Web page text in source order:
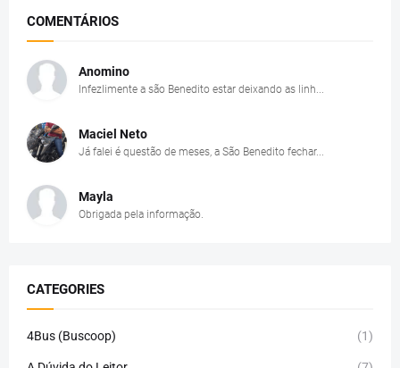
COMENTÁRIOS
Anomino
Infezlimente a são Benedito estar deixando as linh...
Maciel Neto
Já falei é questão de meses, a São Benedito fechar...
Mayla
Obrigada pela informação.
CATEGORIES
4Bus (Buscoop) (1)